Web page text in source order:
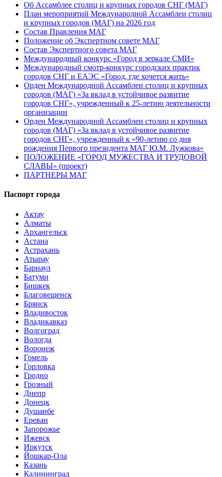
Об Ассамблее столиц и крупных городов СНГ (МАГ)
План мероприятий Международной Ассамблеи столиц
и крупных городов (МАГ) на 2026 год
Состав Правления МАГ
Положение об Экспертном совете МАГ
Состав Экспертного совета МАГ
Международный конкурс «Город в зеркале СМИ»
Международный смотр-конкурс городских практик
городов СНГ и ЕАЭС «Город, где хочется жить»
Орден Международной Ассамблеи столиц и крупных
городов (МАГ) «За вклад в устойчивое развитие
городов СНГ», учрежденный к 25-летию деятельности
организации
Орден Международной Ассамблеи столиц и крупных
городов (МАГ) «За вклад в устойчивое развитие
городов СНГ», учрежденный к «90-летию со дня
рождения Первого президента МАГ Ю.М. Лужкова»
ПОЛОЖЕНИЕ «ГОРОД МУЖЕСТВА И ТРУДОВОЙ
СЛАВЫ» (проект)
ПАРТНЕРЫ МАГ
Паспорт города
Актау
Алматы
Архангельск
Астана
Астрахань
Атырау
Барнаул
Батуми
Бишкек
Благовещенск
Брянск
Владивосток
Владикавказ
Волгоград
Вологда
Воронеж
Гомель
Горловка
Гродно
Грозный
Днепр
Донецк
Душанбе
Ереван
Запорожье
Ижевск
Иркутск
Йошкар-Ола
Казань
Калининград